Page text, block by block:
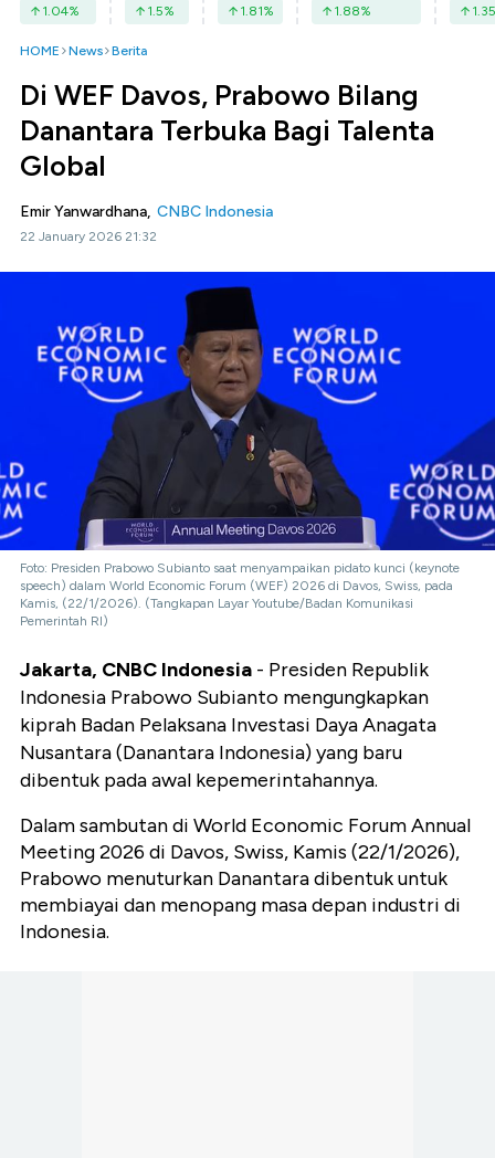
1.04% 1.5% 1.81% 1.88% 1.35
HOME News Berita
Di WEF Davos, Prabowo Bilang
Danantara Terbuka Bagi Talenta
Global
Emir Yanwardhana, CNBC Indonesia
22 January 2026 21:32
Foto: Presiden Prabowo Subianto saat menyampaikan pidato kunci (keynote
speech) dalam World Economic Forum (WEF) 2026 di Davos, Swiss, pada
Kamis, (22/1/2026). (Tangkapan Layar Youtube/Badan Komunikasi
Pemerintah RI)
Jakarta, CNBC Indonesia - Presiden Republik
Indonesia Prabowo Subianto mengungkapkan
kiprah Badan Pelaksana Investasi Daya Anagata
Nusantara (Danantara Indonesia) yang baru
dibentuk pada awal kepemerintahannya.
Dalam sambutan di World Economic Forum Annual
Meeting 2026 di Davos, Swiss, Kamis (22/1/2026),
Prabowo menuturkan Danantara dibentuk untuk
membiayai dan menopang masa depan industri di
Indonesia.